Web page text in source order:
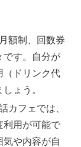
額制、回数券
です。自分が
（ドリンク代
ょう。
カフェでは、
利用が可能で
や内容が自